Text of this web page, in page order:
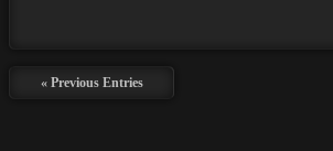
« Previous Entries